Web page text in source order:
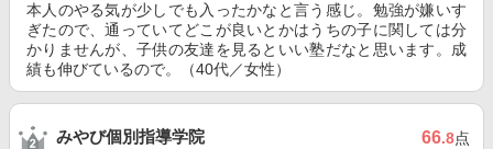
本人のやる気が少しでも入ったかなと言う感じ。勉強が嫌いす
ぎたので、通っていてどこが良いとかはうちの子に関しては分
かりませんが、子供の友達を見るといい塾だなと思います。成
績も伸びているので。（40代／女性）
みやび個別指導学院 66.8点